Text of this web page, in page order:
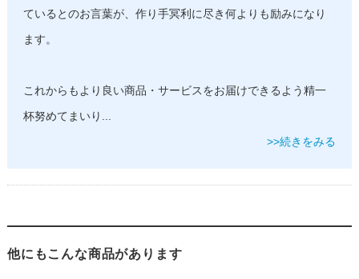
ているとのお言葉が、作り手冥利に尽き何よりも励みになり
ます。
これからもより良い商品・サービスをお届けできるよう精一
杯努めてまいり ...
>>続きをみる
他にもこんな商品があります